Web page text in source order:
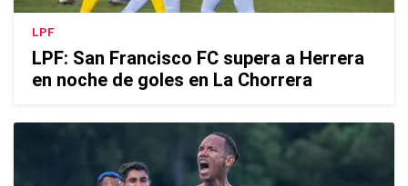
LPF
LPF: San Francisco FC supera a Herrera
en noche de goles en La Chorrera